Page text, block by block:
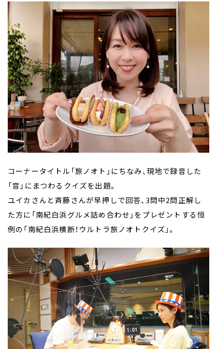
コーナータイトル「旅ノオト」にちなみ、現地で録音した
「音」にまつわるクイズを出題。
ユイカさんと斉藤さんが早押しで回答、3問中2問正解し
た方に「南紀白浜グルメ詰め合わせ」をプレゼントする恒
例の「南紀白浜横断！ウルトラ旅ノオトクイズ」。